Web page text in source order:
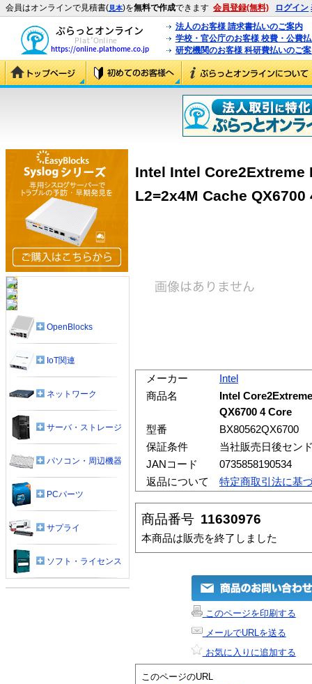
会員はオンラインで見積書(見本)を無料で作成できます 会員登録(無料) ログイン
法人のお客様 請求書払いのご案内
学校・官公庁のお客様 校費・公費
研究機関のお客様 科研費払いのご
Intel Intel Core2Extreme
L2=2x4M Cache
メーカー
Intel
商品名
Intel
QX6700 4 Core
型番
BX80562QX6700
保証条件
当社販売日後セン
JANコード
0735858190534
返品について
特定商取引法に基
商品番号 11630976
本商品は販売を終了しました
このページを印刷する
メールでURLを送る
お気に入りに追加する
このページのURL
OpenBlocks
IoT関連
ネットワーク
サーバ・ストレージ
パソコン・周辺機器
PCパーツ
サプライ
ソフト・ライセンス